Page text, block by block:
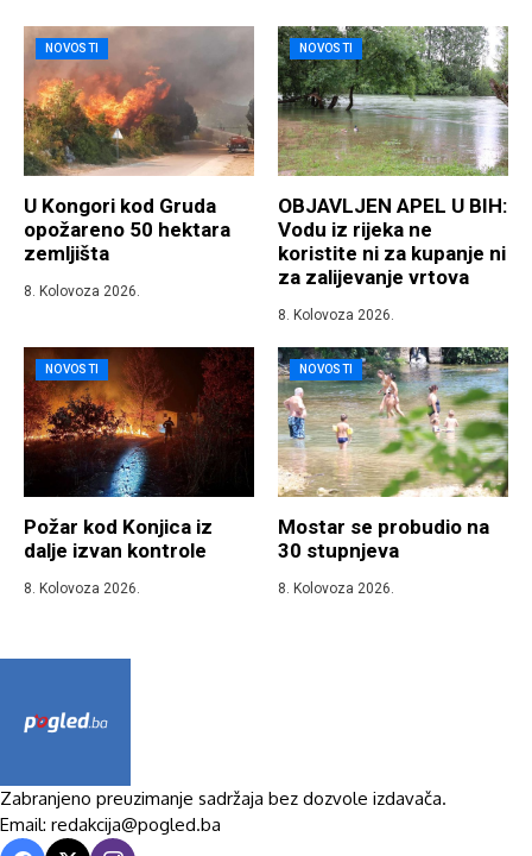
NOVOSTI
U Kongori kod Gruda
opožareno 50 hektara
zemljišta
8. Kolovoza 2026.
NOVOSTI
OBJAVLJEN APEL U BIH:
Vodu iz rijeka ne
koristite ni za kupanje ni
za zalijevanje vrtova
8. Kolovoza 2026.
NOVOSTI
Požar kod Konjica iz
dalje izvan kontrole
8. Kolovoza 2026.
NOVOSTI
Mostar se probudio na
30 stupnjeva
8. Kolovoza 2026.
Zabranjeno preuzimanje sadržaja bez dozvole izdavača.
Email: redakcija@pogled.ba